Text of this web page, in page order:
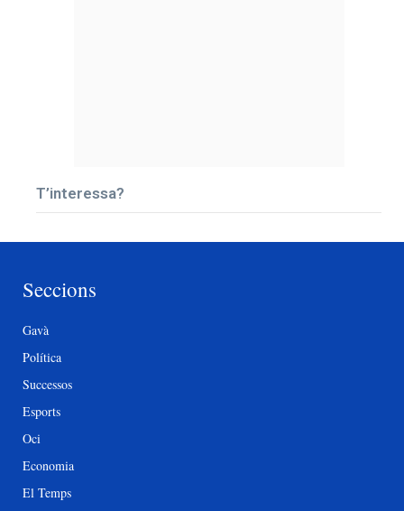
T’interessa?
Seccions
Gavà
Política
Successos
Esports
Oci
Economia
El Temps